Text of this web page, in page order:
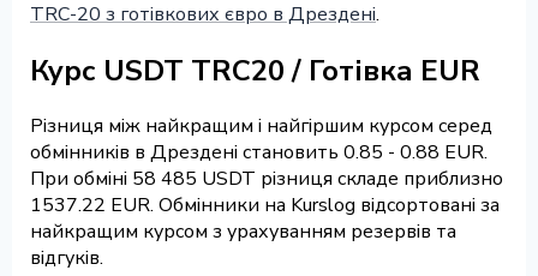
TRC-20 з готівкових євро в Дрездені.
Курс USDT TRC20 / Готівка EUR
Різниця між найкращим і найгіршим курсом серед
обмінників в Дрездені становить 0.85 - 0.88 EUR.
При обміні 58 485 USDT різниця складе приблизно
1537.22 EUR. Обмінники на Kurslog відсортовані за
найкращим курсом з урахуванням резервів та
відгуків.